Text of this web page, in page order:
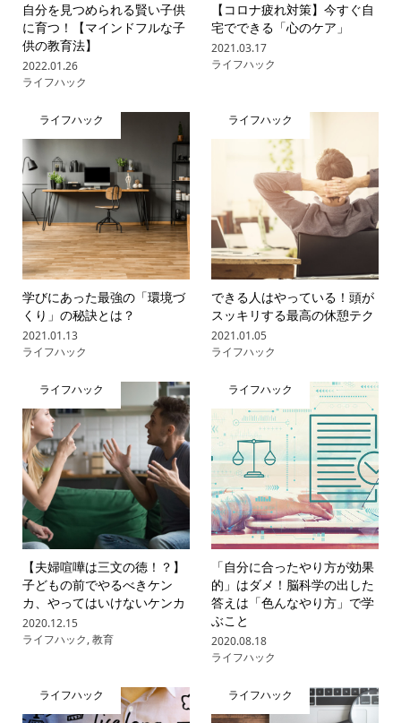
自分を見つめられる賢い子供
に育つ！【マインドフルな子
供の教育法】
2022.01.26
ライフハック
【コロナ疲れ対策】今すぐ自
宅でできる「心のケア」
2021.03.17
ライフハック
ライフハック
学びにあった最強の「環境づ
くり」の秘訣とは？
2021.01.13
ライフハック
ライフハック
できる人はやっている！頭が
スッキリする最高の休憩テク
2021.01.05
ライフハック
ライフハック
【夫婦喧嘩は三文の徳！？】
子どもの前でやるべきケン
カ、やってはいけないケンカ
2020.12.15
ライフハック,教育
ライフハック
「自分に合ったやり方が効果
的」はダメ！脳科学の出した
答えは「色んなやり方」で学
ぶこと
2020.08.18
ライフハック
ライフハック ライフハック